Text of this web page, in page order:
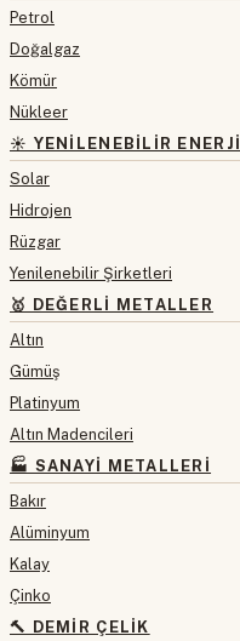
Petrol
Doğalgaz
Kömür
Nükleer
☀️ YENILENEBILIR ENERJI
Solar
Hidrojen
Rüzgar
Yenilenebilir Şirketleri
🥇 DEĞERLI METALLER
Altın
Gümüş
Platinyum
Altın Madencileri
🏭 SANAYI METALLERI
Bakır
Alüminyum
Kalay
Çinko
🔨 DEMIR ÇELIK